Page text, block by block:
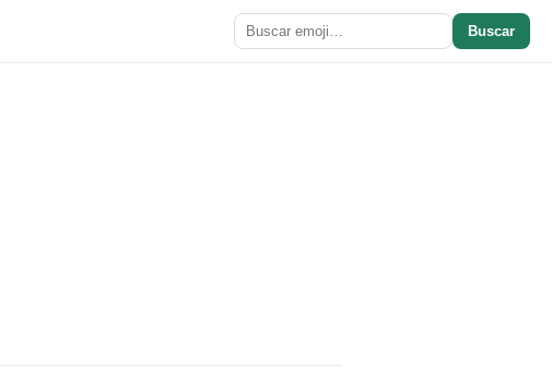
Buscar